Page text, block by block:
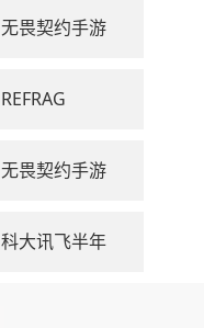
无畏契约手游
REFRAG
无畏契约手游
科大讯飞半年